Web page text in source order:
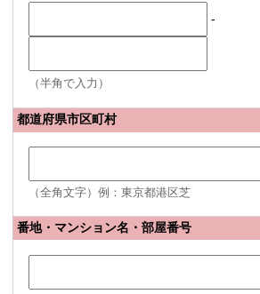
-
（半角で入力）
都道府県市区町村
（全角文字）例：東京都港区芝
番地・マンション名・部屋番号